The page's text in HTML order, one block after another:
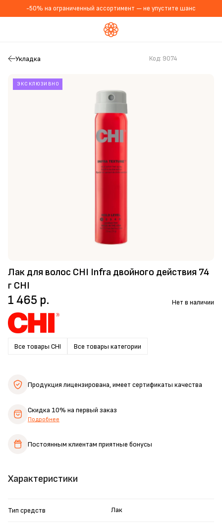
-50% на ограниченный ассортимент — не упустите шанс
Укладка
ЭКСКЛЮЗИВНО
Лак для волос CHI Infra двойного действия 74
г CHI
Код: 9074
Все товары CHI Все товары категории
1 465 р. Нет в наличии
Характеристики
Тип средств Лак
Продукция лицензирована,имеет сертификаты качества
Скидка 10% на первый заказ
Подробнее
Постоянным клиентам приятные бонусы